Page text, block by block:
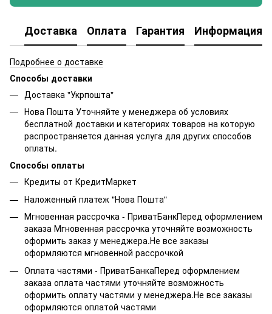
Доставка Оплата Гарантия Информация
Подробнее о доставке
Способы доставки
Доставка "Укрпошта"
Нова Пошта Уточняйте у менеджера об условиях
бесплатной доставки и категориях товаров на которую
распространяется данная услуга для других способов
оплаты.
Способы оплаты
Кредиты от КредитМаркет
Наложенный платеж "Нова Пошта"
Мгновенная рассрочка - ПриватБанкПеред оформлением
заказа Мгновенная рассрочка уточняйте возможность
оформить заказ у менеджера.Не все заказы
оформляются мгновенной рассрочкой
Оплата частями - ПриватБанкаПеред оформлением
заказа оплата частями уточняйте возможность
оформить оплату частями у менеджера.Не все заказы
оформляются оплатой частями